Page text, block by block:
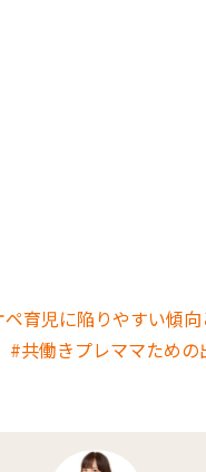
育児に陥りやすい傾
#共働きプレママための